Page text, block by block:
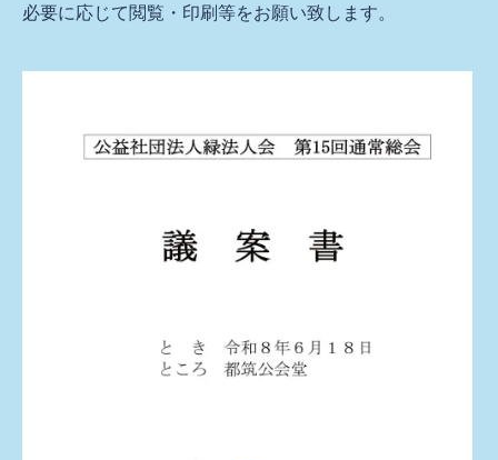
必要に応じて閲覧・印刷等をお願い致します。